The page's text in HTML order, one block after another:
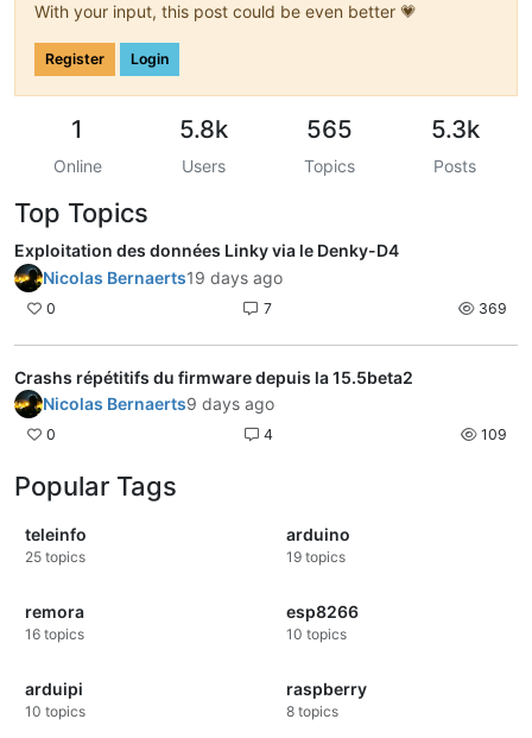
With your input, this post could be even better 💗
Register Login
1
Online
5.8k
Users
565
Topics
5.3k
Posts
Top Topics
Exploitation des données Linky via le Denky-D4
Nicolas Bernaerts19 days ago
0 7 369
Crashs répétitifs du firmware depuis la 15.5beta2
Nicolas Bernaerts9 days ago
0 4 109
Popular Tags
teleinfo
25 topics
arduino
19 topics
remora
16 topics
esp8266
10 topics
arduipi
10 topics
raspberry
8 topics